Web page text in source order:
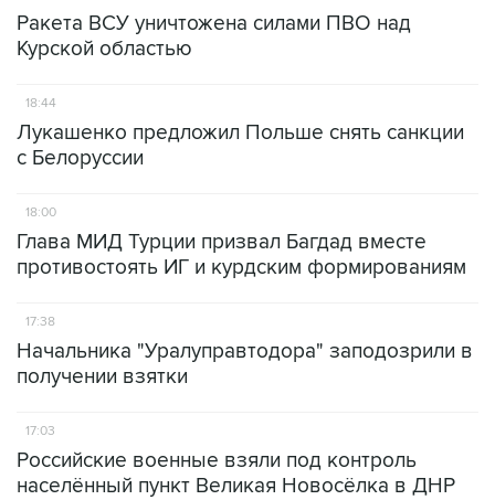
Ракета ВСУ уничтожена силами ПВО над
Курской областью
18:44
Лукашенко предложил Польше снять санкции
с Белоруссии
18:00
Глава МИД Турции призвал Багдад вместе
противостоять ИГ и курдским формированиям
17:38
Начальника "Уралуправтодора" заподозрили в
получении взятки
17:03
Российские военные взяли под контроль
населённый пункт Великая Новосёлка в ДНР